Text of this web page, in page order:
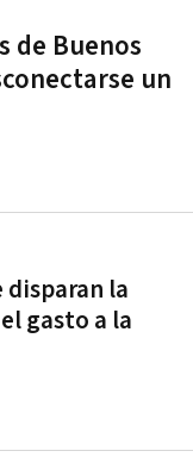
de Buenos
un
disparan la
gasto a la